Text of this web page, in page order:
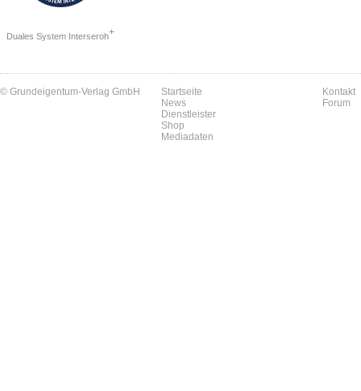
Duales System Interseroh+
© Grundeigentum-Verlag GmbH
Startseite
News
Dienstleister
Shop
Mediadaten
Kontakt
Forum